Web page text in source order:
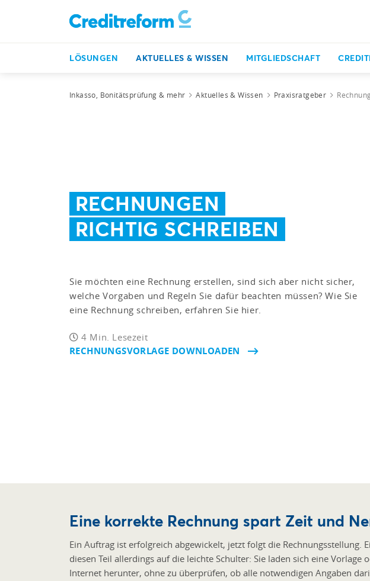
LÖSUNGEN AKTUELLES & WISSEN MITGLIEDSCHAFT
Inkasso, Bonitätsprüfung & mehr Aktuelles & Wissen Praxisratgeber
RECHNUNGEN
RICHTIG SCHREIBEN
Sie möchten eine Rechnung erstellen, sind sich aber nicht sicher,
welche Vorgaben und Regeln Sie dafür beachten müssen? Wie Sie
eine Rechnung schreiben, erfahren Sie hier.
4 Min. Lesezeit
RECHNUNGSVORLAGE DOWNLOADEN
Eine korrekte Rechnung spart Zeit und
Ein Auftrag ist erfolgreich abgewickelt, jetzt folgt die Rechnungsstellung.
diesen Teil allerdings auf die leichte Schulter: Sie laden sich eine Vorlage
Internet herunter, ohne zu überprüfen, ob alle notwendigen Angaben